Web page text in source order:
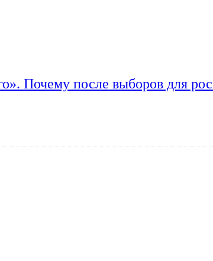
Почему после выборов для